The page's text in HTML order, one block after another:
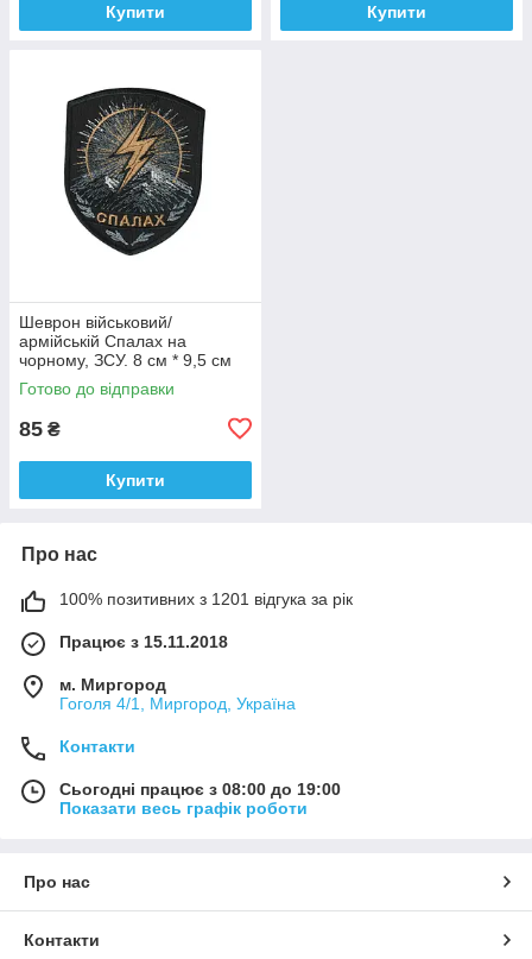
Купити Купити
Шеврон військовий/
армійській Спалах на
чорному, ЗСУ. 8 см * 9,5 см
Готово до відправки
85 ₴
Купити
Про нас
100% позитивних з 1201 відгука за рік
Працює з 15.11.2018
м. Миргород
Гоголя 4/1, Миргород, Україна
Контакти
Сьогодні працює з 08:00 до 19:00
Показати весь графік роботи
Про нас
Контакти